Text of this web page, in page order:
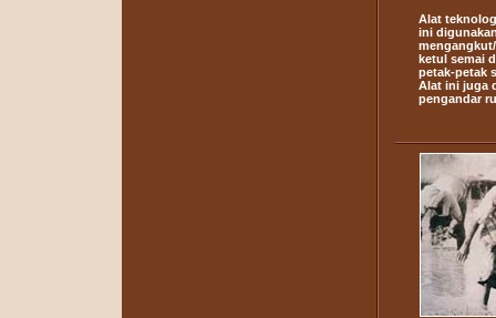
Alat
ini
ketul semai
petak-petak
Alat ini juga
pengandar